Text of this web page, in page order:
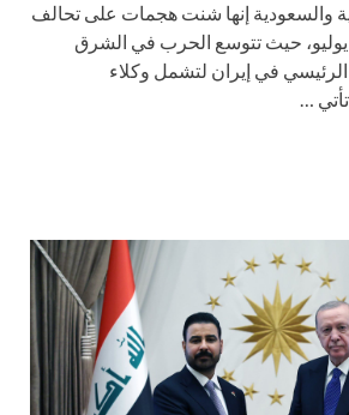
والسعودية إنها شنت هجمات على تحالف
مسلح عراقي في 29 يوليو، حيث تتوسع الحرب في الشرق
في إيران لتشمل وكلاء
…